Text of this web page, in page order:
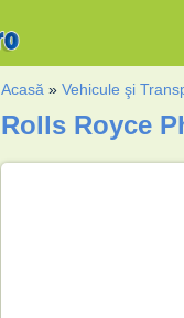
Acasă »Vehicule şi
Rolls Royce